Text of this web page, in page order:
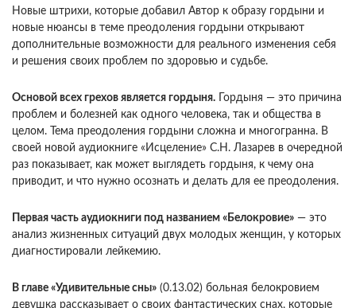
Новые штрихи, которые добавил Автор к образу гордыни и
новые нюансы в теме преодоления гордыни открывают
дополнительные возможности для реального изменения себя
и решения своих проблем по здоровью и судьбе.
Основой всех грехов является гордыня. Гордыня — это причина
проблем и болезней как одного человека, так и общества в
целом. Тема преодоления гордыни сложна и многогранна. В
своей новой аудиокниге «Исцеление» С.Н. Лазарев в очередной
раз показывает, как может выглядеть гордыня, к чему она
приводит, и что нужно осознать и делать для ее преодоления.
Первая часть аудиокниги под названием «Белокровие» — это
анализ жизненных ситуаций двух молодых женщин, у которых
диагностировали лейкемию.
В главе «Удивительные сны» (0.13.02) больная белокровием
девушка рассказывает о своих фантастических снах, которые